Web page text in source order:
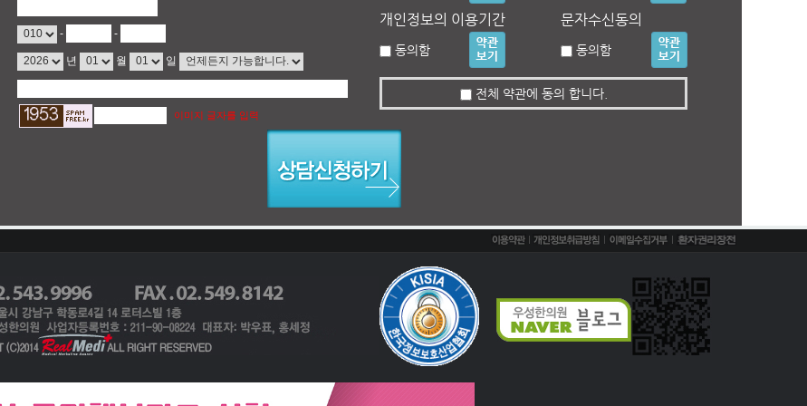
- -
년 월 일
이미지 글자를 입력
개인정보의 이용기간
동의함
문자수신동의
동의함
전체 약관에 동의 합니다.